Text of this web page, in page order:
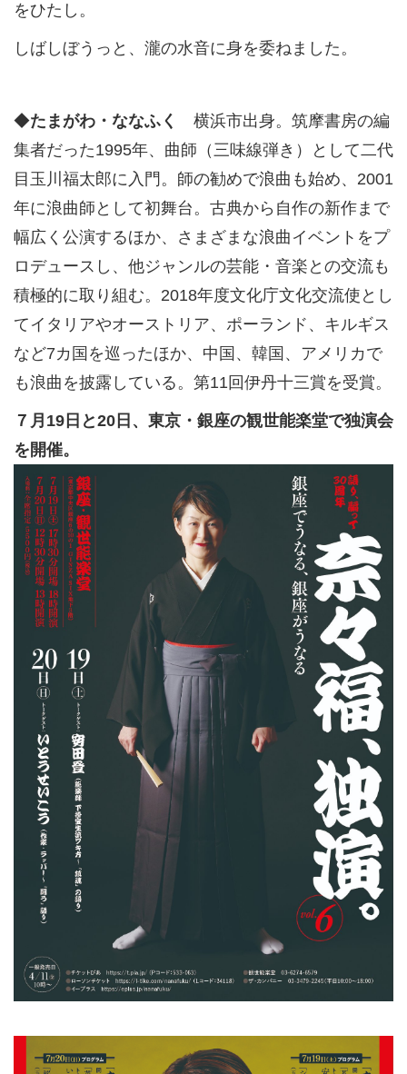
をひたし。
しばしぼうっと、瀧の水音に身を委ねました。
◆たまがわ・ななふく
横浜市出身。筑摩書房の編
集者だった1995年、曲師（三味線弾き）として二代
目玉川福太郎に入門。師の勧めで浪曲も始め、2001
年に浪曲師として初舞台。古典から自作の新作まで
幅広く公演するほか、さまざまな浪曲イベントをプ
ロデュースし、他ジャンルの芸能・音楽との交流も
積極的に取り組む。2018年度文化庁文化交流使とし
てイタリアやオーストリア、ポーランド、キルギス
など7カ国を巡ったほか、中国、韓国、アメリカで
も浪曲を披露している。第11回伊丹十三賞を受賞。
７月19日と20日、東京・銀座の観世能楽堂で独演会
を開催。